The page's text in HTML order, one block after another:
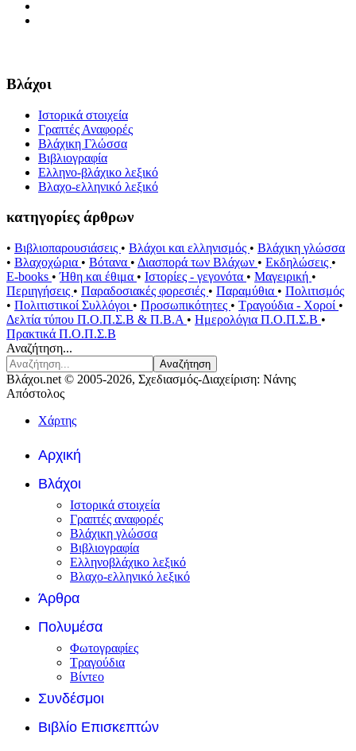
Βλάχοι
Ιστορικά στοιχεία
Γραπτές Αναφορές
Βλάχικη Γλώσσα
Βιβλιογραφία
Ελληνο-βλάχικο λεξικό
Βλαχο-ελληνικό λεξικό
κατηγορίες άρθρων
• Βιβλιοπαρουσιάσεις • Βλάχοι και ελληνισμός • Βλάχικη γλώσσα
• Βλαχοχώρια • Βότανα • Διασπορά των Βλάχων • Εκδηλώσεις •
E-books •Ήθη και έθιμα • Ιστορίες - γεγονότα • Μαγειρική •
Περιηγήσεις • Παραδοσιακές φορεσιές • Παραμύθια • Πολιτισμός
• Πολιτιστικοί Συλλόγοι • Προσωπικότητες • Τραγούδια - Χοροί •
Δελτία τύπου Π.Ο.Π.Σ.Β & Π.Β.Α • Ημερολόγια Π.Ο.Π.Σ.Β •
Πρακτικά Π.Ο.Π.Σ.Β
Αναζήτηση...
Αναζήτηση
Βλάχοι.net © 2005-2026, Σχεδιασμός-Διαχείριση: Νάνης
Απόστολος
Χάρτης
Αρχική
Βλάχοι
Ιστορικά στοιχεία
Γραπτές αναφορές
Βλάχικη γλώσσα
Βιβλιογραφία
Ελληνοβλάχικο λεξικό
Βλαχο-ελληνικό λεξικό
Άρθρα
Πολυμέσα
Φωτογραφίες
Τραγούδια
Βίντεο
Συνδέσμοι
Βιβλίο Επισκεπτών